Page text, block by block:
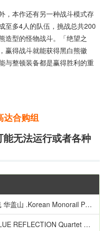
，本作还有另一种战斗模式存
至多4人的队伍，挑战总共200
造型的怪物战斗。「绝望之
赢得战斗就能获得黑白熊徽
与整顿装备都是赢得胜利的重
合购组
无法运行或者各种
Monorail Panorama Line Hwagaesan 中文
REFLECTION Quartet 英语